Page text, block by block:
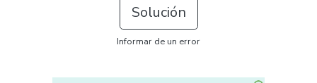
Solución
Informar de un error